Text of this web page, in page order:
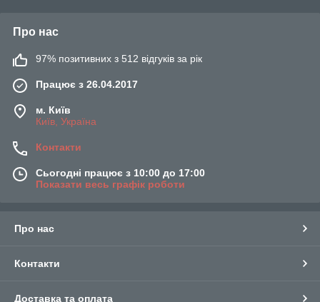
Про нас
97% позитивних з 512 відгуків за рік
Працює з 26.04.2017
м. Київ
Київ, Україна
Контакти
Сьогодні працює з 10:00 до 17:00
Показати весь графік роботи
Про нас
Контакти
Доставка та оплата